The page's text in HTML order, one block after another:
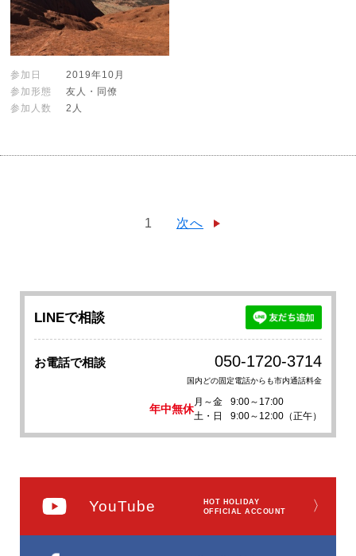
参加日
2019年10月
参加形態
友人・同僚
参加人数
2人
1 次へ
LINEで相談
お電話で相談 050-1720-3714
国内どの固定電話からも市内通話料金
年中無休
月～金
9:00～17:00
土・日
9:00～12:00（正午）
YouTube
HOT HOLIDAY
OFFICIAL ACCOUNT
〉